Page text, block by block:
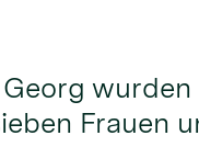
Frauen